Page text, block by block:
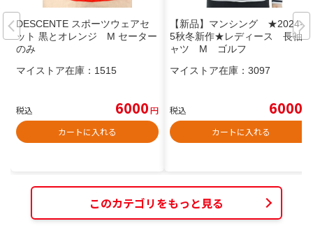
DESCENTE スポーツウェアセ
ット 黒とオレンジ M セーター
のみ
マイストア在庫： 1515
税込 6000円
カートに入れる
【新品】マンシング ★2024-2
5秋冬新作★レディース 長袖シ
ャツ М ゴルフ
マイストア在庫： 3097
税込 6000
カートに入れる
このカテゴリをもっと見る